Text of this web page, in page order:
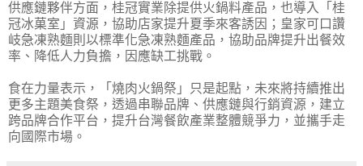
供應鏈夥伴方面，桂冠實業除提供火鍋料產品，也導入「桂
冠冰菓室」資源，協助店家提升夏季來客誘因；皇家可口讚
岐急凍熟麵則以標準化急凍熟麵產品，協助品牌提升出餐效
率、降低人力負擔，因應缺工挑戰。
食在力量表示，「燒肉火鍋祭」只是起點，未來將持續推出
更多主題美食祭，透過串聯品牌、供應鏈與行銷資源，建立
跨品牌合作平台，提升台灣餐飲產業整體競爭力，並攜手走
向國際市場。